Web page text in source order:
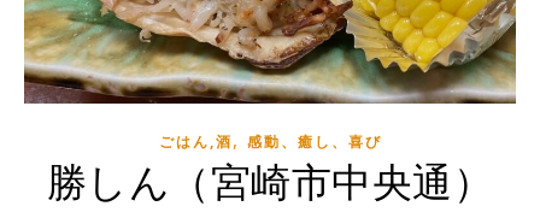
ごはん,酒, 感動、癒し、喜び
勝しん（宮崎市中央通）